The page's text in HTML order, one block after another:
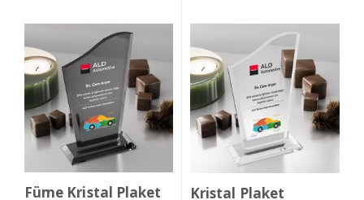
Füme Kristal Plaket Kristal Plaket